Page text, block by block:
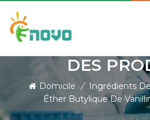
DES
Domicile / Ingrédients